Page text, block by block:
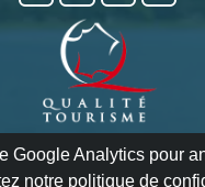
Google Analytics pour
notre politique de